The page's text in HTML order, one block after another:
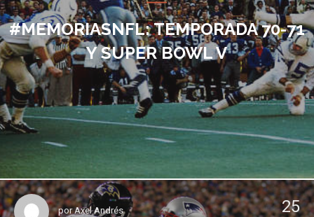
#MEMORIASNFL: TEMPORADA 70-71
Y SUPER BOWL V
porAxel Andrés 25